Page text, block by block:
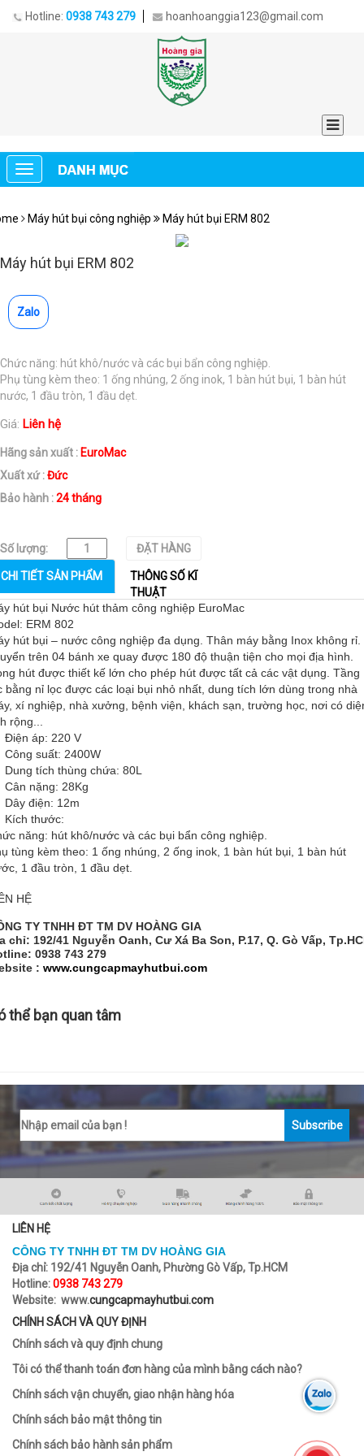
Hotline: 0938 743 279 hoanhoanggia123@gmail.com
Máy hút bụi công nghiệp Máy hút bụi ERM 802
Máy hút bụi ERM 802
Zalo
Chức năng: hút khô/nước và các bụi bẩn công nghiệp.
Phụ tùng kèm theo: 1 ống nhúng, 2 ống inok, 1 bàn hút bụi, 1 bàn hút
nước, 1 đầu tròn, 1 đầu dẹt.
Giá: Liên hệ
Hãng sản xuất : EuroMac
Xuất xứ :Đức
Bảo hành :24 tháng
Số lượng: ĐẶT HÀNG
CHI TIẾT SẢN PHẨM
THÔNG SỐ KĨ
THUẬT
hút bụi Nước hút thảm công nghiệp EuroMac
ERM 802
hút bụi – nước công nghiệp đa dụng. Thân máy bằng Inox không rỉ.
trên 04 bánh xe quay được 180 độ thuận tiện cho mọi địa hình.
hút được thiết kế lớn cho phép hút được tất cả các vật dụng. Tầng
bằng nỉ lọc được các loại bụi nhỏ nhất, dung tích lớn dùng trong nhà
xí nghiệp, nhà xưởng, bệnh viện, khách sạn, trường học, nơi có
rộng...
áp: 220 V
suất: 2400W
tích thùng chứa: 80L
nặng: 28Kg
điện: 12m
thước:
năng: hút khô/nước và các bụi bẩn công nghiệp.
tùng kèm theo: 1 ống nhúng, 2 ống inok, 1 bàn hút bụi, 1 bàn hút
1 đầu tròn, 1 đầu dẹt.
HỆ
TY TNHH ĐT TM DV HOÀNG GIA
chỉ: 192/41 Nguyễn Oanh, Cư Xá Ba Son, P.17, Q. Gò Vấp,
0938 743 279
: www.cungcapmayhutbui.com
thể bạn quan tâm
Subscribe
LIÊN HỆ
CÔNG TY TNHH ĐT TM DV HOÀNG GIA
Địa chỉ: 192/41 Nguyễn Oanh, Phường Gò Vấp, Tp.HCM
Hotline:0938 743 279
Website: www.cungcapmayhutbui.com
CHÍNH SÁCH VÀ QUY ĐỊNH
Chính sách và quy định chung
Tôi có thể thanh toán đơn hàng của mình bằng cách nào?
Chính sách vận chuyển, giao nhận hàng hóa
Chính sách bảo mật thông tin
Chính sách bảo hành sản phẩm